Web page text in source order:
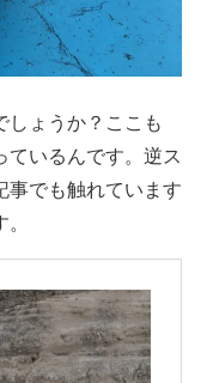
しょうか？ここも
ているんです。逆ス
事でも触れています